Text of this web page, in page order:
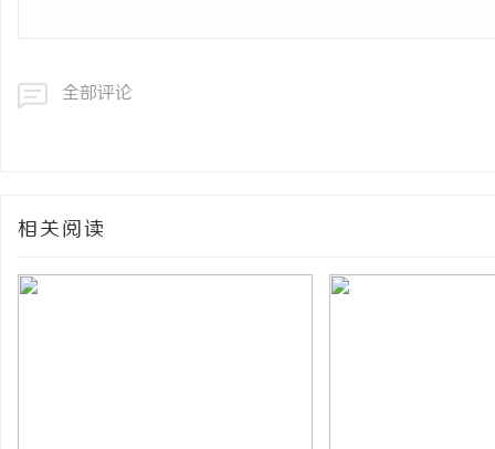
全部评论
相关阅读